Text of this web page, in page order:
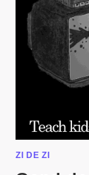
ZI DE ZI